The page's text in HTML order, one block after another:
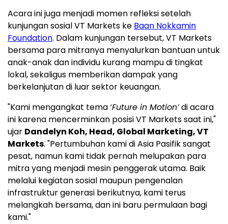
Acara ini juga menjadi momen refleksi setelah
kunjungan sosial VT Markets ke Baan Nokkamin
Foundation. Dalam kunjungan tersebut, VT Markets
bersama para mitranya menyalurkan bantuan untuk
anak-anak dan individu kurang mampu di tingkat
lokal, sekaligus memberikan dampak yang
berkelanjutan di luar sektor keuangan.
"Kami mengangkat tema ‘Future in Motion’di acara
ini karena mencerminkan posisi VT Markets saat ini,"
ujar Dandelyn Koh, Head, Global Marketing, VT
Markets. "Pertumbuhan kami di Asia Pasifik sangat
pesat, namun kami tidak pernah melupakan para
mitra yang menjadi mesin penggerak utama. Baik
melalui kegiatan sosial maupun pengenalan
infrastruktur generasi berikutnya, kami terus
melangkah bersama, dan ini baru permulaan bagi
kami."